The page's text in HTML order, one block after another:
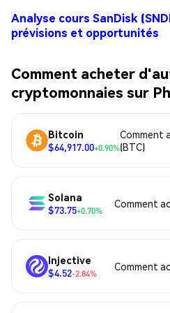
Analyse cours SanDisk
prévisions et opportunités
Comment acheter
cryptomonnaies sur
Bitcoin
$64,917.00+0.90%
Comment
(BTC)
Solana
$73.75+0.70%
Comment
Injective
$4.52-2.84%
Comment